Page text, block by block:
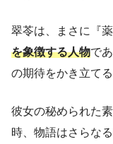
翠苓は、まさに『
を象徴する人物で
の期待をかき立て
彼女の秘められた
時、物語はさらな